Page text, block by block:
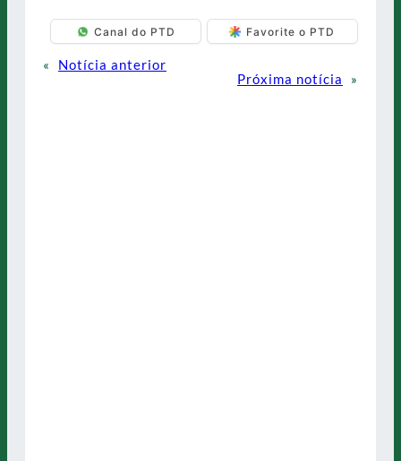
Canal do PTD Favorite o PTD
«
Notícia anterior
Próxima notícia
»